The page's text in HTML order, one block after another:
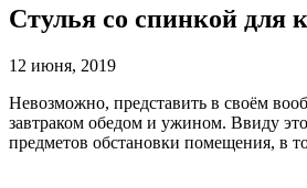
Стулья со спинкой для
12 июня, 2019
Невозможно, представить в своём
завтраком обедом и ужином. Ввиду
предметов обстановки помещения, в